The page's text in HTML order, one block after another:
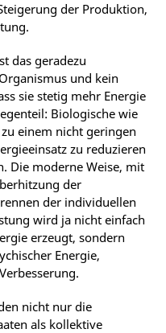
der Produktion,
das geradezu
und kein
sie stetig mehr Energie
Biologische wie
einem nicht geringen
zu reduzieren
Die moderne Weise, mit
der
der individuellen
wird ja nicht einfach
erzeugt, sondern
Energie,
nicht nur die
als kollektive